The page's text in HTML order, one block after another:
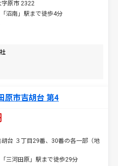
字原市 2322
沼南」駅まで徒歩4分
原市吉胡台 第4
胡台 ３丁目29番、30番の各一部（地
三河田原」駅まで徒歩29分